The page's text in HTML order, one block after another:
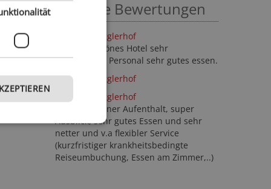
Neueste Bewertungen
Hotel Torgglerhof
Ein sehr schönes Hotel sehr
freundliches Personal sehr gutes essen.
Hotel Torgglerhof
Hotel Torgglerhof
Wunderschöner Aufenthalt, super
Ausblick, sehr gutes Essen und sehr
netter und v.a flexibler Service
(kurzfristiger krankheitsbedingte
Reiseumbuchung, Essen am Zimmer,..)